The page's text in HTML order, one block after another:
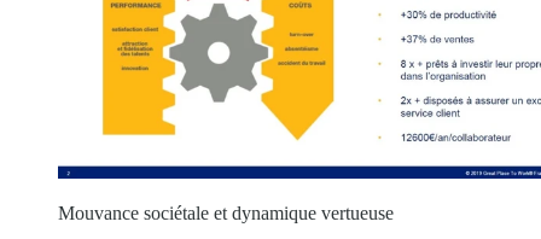
Mouvance sociétale et dynamique vertueuse